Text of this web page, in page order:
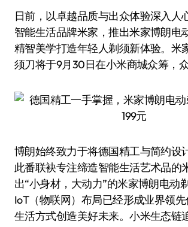
日前，以卓越品质与出众体验深入人心的博朗携手
智能生活品牌米家，推出米家博朗电
精智美学打造年轻人剃须新体验。米
须刀将于9月30日在小米商城众筹，众
博朗始终致力于将德国精工与简约设
此番联袂专注缔造智能生活艺术品的
出“小身材，大动力”的米家博朗电动
IoT（物联网）布局已经形成业界领
生活方式创造美好未来。小米生态链